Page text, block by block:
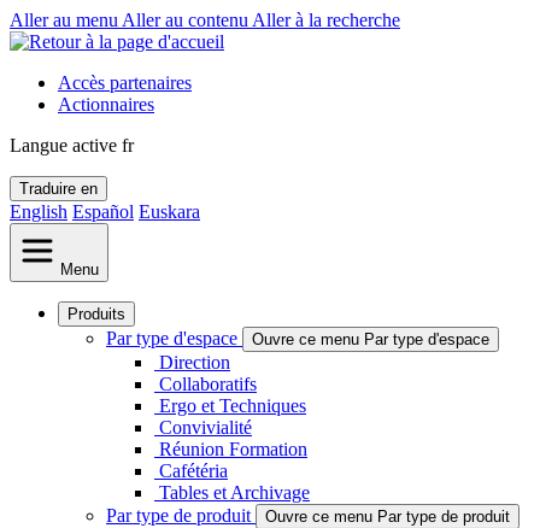
Aller au menu Aller au contenu Aller à la recherche
Accès partenaires
Actionnaires
Langue active fr
Traduire en
English Español Euskara
Menu
Produits
Par type d'espace Ouvre ce menu Par type d'espace
Direction
Collaboratifs
Ergo et Techniques
Convivialité
Réunion Formation
Cafétéria
Tables et Archivage
Par type de produit
Ouvre ce menu Par type de produit